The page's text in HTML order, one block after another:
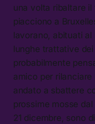
una volta ribaltare
piacciono a
lavorano, abituati
lunghe trattative
probabilmente
amico per
andato a sbattere
prossime mosse
21 dicembre, sono